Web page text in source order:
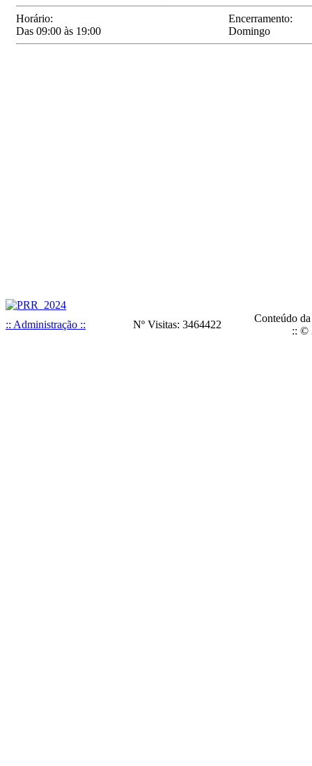
Horário:
Das 09:00 às 19:00
Encerramento:
Domingo
:: Administração :: Nº Visitas: 3464422
Conteúdo
:: ©